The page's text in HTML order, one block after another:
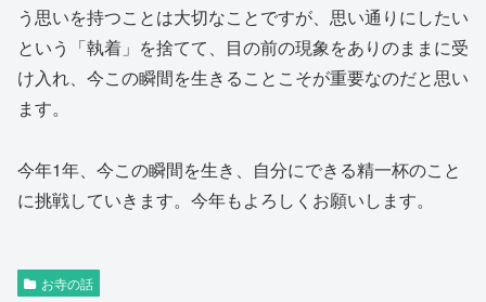
う思いを持つことは大切なことですが、思い通りにしたい
という「執着」を捨てて、目の前の現象をありのままに受
け入れ、今この瞬間を生きることこそが重要なのだと思い
ます。
今年1年、今この瞬間を生き、自分にできる精一杯のこと
に挑戦していきます。今年もよろしくお願いします。
お寺の話